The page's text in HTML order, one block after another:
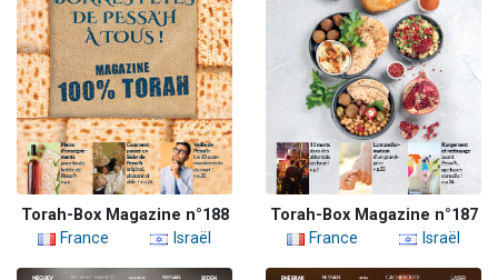
Torah-Box Magazine n°188
France
Israël
Torah-Box Magazine n°187
France
Israël